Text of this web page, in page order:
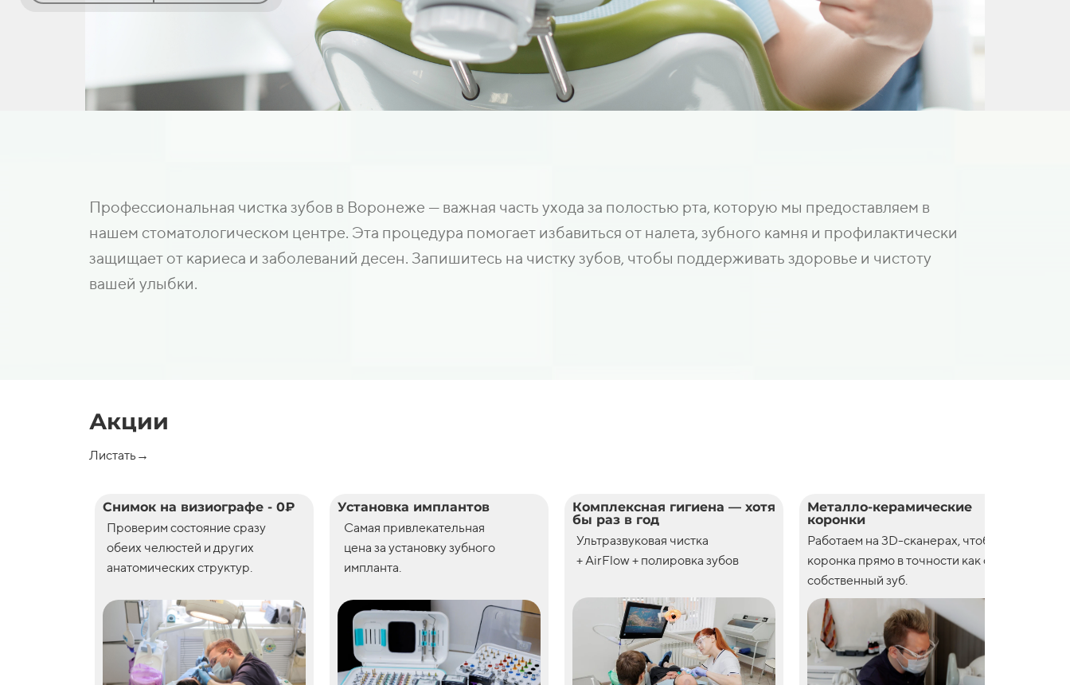
Профессиональная чистка зубов в Воронеже — важная часть ухода за полостью рта, которую мы предоставляем в
нашем стоматологическом центре. Эта процедура помогает избавиться от налета, зубного камня и профилактически
защищает от кариеса и заболеваний десен. Запишитесь на чистку зубов, чтобы поддерживать здоровье и чистоту
вашей улыбки.
Акции
Листать→
Снимок на визиографе - 0₽
Проверим состояние сразу
обеих челюстей и других
анатомических структур.
Установка имплантов
Самая привлекательная
цена за установкузубного
импланта.
Комплексная гигиена — хотя
бы раз в год
Ультразвуковая чистка
+ AirFlow + полировка зубов
Металло-керамические
коронки
Работаем на 3D-сканерах, чтобы
коронка прямо в точности как свой
собственный зуб.